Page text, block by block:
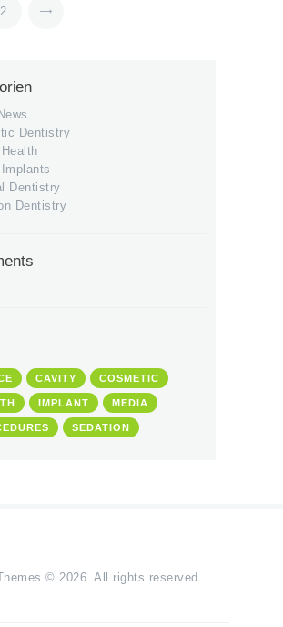
2
>
Dentistry
Dentistry
Dentistry
CAVITY COSMETIC
IMPLANT MEDIA
SEDATION
© 2026. All rights reserved.